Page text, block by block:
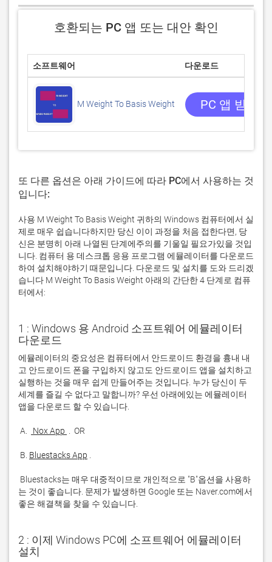
호환되는 PC 앱 또는 대안 확인
소프트웨어 다운로드
M Weight To Basis Weight PC 앱 받기
또 다른 옵션은 아래 가이드에 따라 PC에서 사용하는 것
입니다:
사용 M Weight To Basis Weight 귀하의 Windows 컴퓨터에서 실
제로 매우 쉽습니다하지만 당신 이이 과정을 처음 접한다면, 당
신은 분명히 아래 나열된 단계에주의를 기울일 필요가있을 것입
니다. 컴퓨터 용 데스크톱 응용 프로그램 에뮬레이터를 다운로드
하여 설치해야하기 때문입니다. 다운로드 및 설치를 도와 드리겠
습니다 M Weight To Basis Weight 아래의 간단한 4 단계로 컴퓨
터에서:
1 : Windows 용 Android 소프트웨어 에뮬레이터
다운로드
에뮬레이터의 중요성은 컴퓨터에서 안드로이드 환경을 흉내 내
고 안드로이드 폰을 구입하지 않고도 안드로이드 앱을 설치하고
실행하는 것을 매우 쉽게 만들어주는 것입니다. 누가 당신이 두
세계를 즐길 수 없다고 말합니까? 우선 아래에있는 에뮬레이터
A. Nox App
B. Bluestacks App
는 것이 좋습니다. 문제가 발생하면 Google 또는 Naver.com에서
좋은 해결책을 찾을 수 있습니다.
2 : 이제 Windows PC에 소프트웨어 에뮬레이터
설치